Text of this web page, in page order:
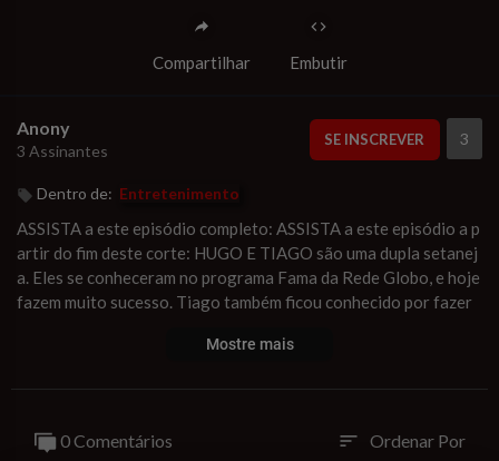
Compartilhar Embutir
Anony
3 Assinantes
SE INSCREVER 3
Dentro de: Entretenimento
ASSISTA a este episódio completo: ASSISTA a este episódio a p
artir do fim deste corte: HUGO E TIAGO são uma dupla setanej
a. Eles se conheceram no programa Fama da Rede Globo, e hoje
fazem muito sucesso. Tiago também ficou conhecido por fazer
pensou em fazer a cirurgia também, mas o médico disse que não
1969CEP: 05619-970São Paulo - SP
#hugoetiago #inteligenci
Mostre mais
0 Comentários sort Ordenar Por